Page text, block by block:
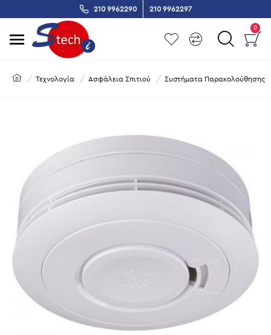
210 9962290 210 9962297
0
Τεχνολογία Ασφάλεια Σπιτιού Συστήματα Παρακολούθησης